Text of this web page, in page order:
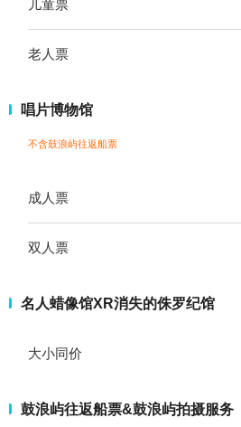
儿童票
老人票
唱片博物馆
不含鼓浪屿往返船票
成人票
双人票
名人蜡像馆XR消失的侏罗纪馆
大小同价
鼓浪屿往返船票&鼓浪屿拍摄服务